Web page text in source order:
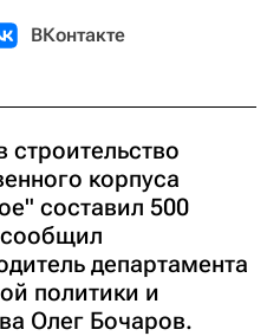
ВКонтакте
корпуса
составил 500
департамента
политики и
Олег Бочаров.